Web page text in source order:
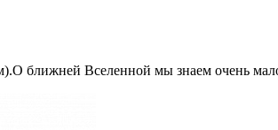
ближней Вселенной мы знаем очень